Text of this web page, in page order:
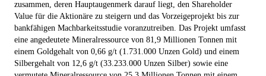
zusammen, deren Hauptaugenmerk darauf liegt, den Shareholder
Value für die Aktionäre zu steigern und das Vorzeigeprojekt bis zur
bankfähigen Machbarkeitsstudie voranzutreiben. Das Projekt umfasst
eine angedeutete Mineralressource von 81,9 Millionen Tonnen mit
einem Goldgehalt von 0,66 g/t (1.731.000 Unzen Gold) und einem
Silbergehalt von 12,6 g/t (33.233.000 Unzen Silber) sowie eine